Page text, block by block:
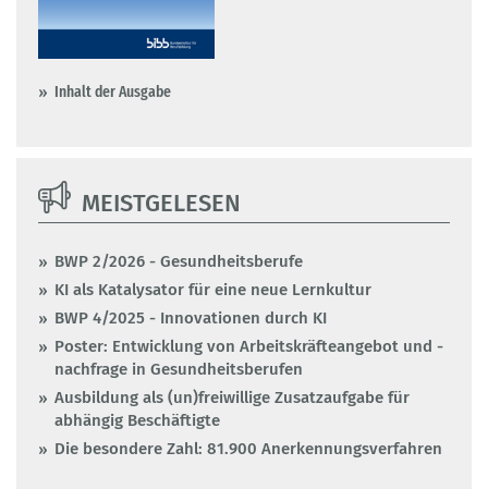
Inhalt der Ausgabe
MEISTGELESEN
BWP 2/2026 - Gesundheitsberufe
KI als Katalysator für eine neue Lernkultur
BWP 4/2025 - Innovationen durch KI
Poster: Entwicklung von Arbeitskräfteangebot und -
nachfrage in Gesundheitsberufen
Ausbildung als (un)freiwillige Zusatzaufgabe für
abhängig Beschäftigte
Die besondere Zahl: 81.900 Anerkennungsverfahren